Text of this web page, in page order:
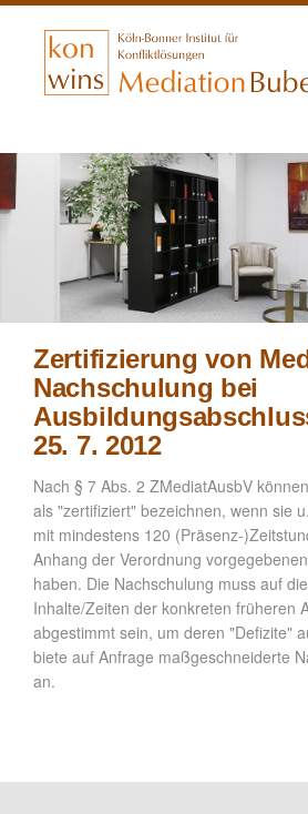
zum
Inhalt
Zertifizierung von
Nachschulung bei
25. 7. 2012
Nach § 7 Abs. 2 ZMediatAusbV
als "zertifiziert" bezeichnen, wenn sie
mit mindestens 120 (Präsenz-
Anhang der Verordnung
haben. Die Nachschulung muss auf
Inhalte/Zeiten der konkreten früheren
abgestimmt sein, um deren "Defizite"
biete auf Anfrage maßgeschneiderte
an.